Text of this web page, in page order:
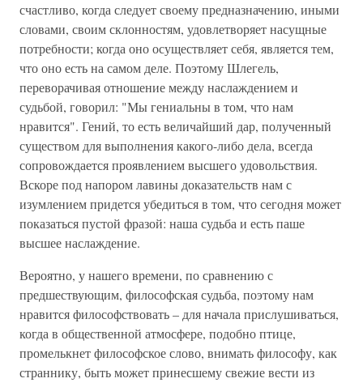
счастливо, когда следует своему предназначению, иными
словами, своим склонностям, удовлетворяет насущные
потребности; когда оно осуществляет себя, является тем,
что оно есть на самом деле. Поэтому Шлегель,
переворачивая отношение между наслаждением и
судьбой, говорил: "Мы гениальны в том, что нам
нравится". Гений, то есть величайший дар, полученный
существом для выполнения какого-либо дела, всегда
сопровождается проявлением высшего удовольствия.
Вскоре под напором лавины доказательств нам с
изумлением придется убедиться в том, что сегодня может
показаться пустой фразой: наша судьба и есть паше
высшее наслаждение.
Вероятно, у нашего времени, по сравнению с
предшествующим, философская судьба, поэтому нам
нравится философствовать – для начала прислушиваться,
когда в общественной атмосфере, подобно птице,
промелькнет философское слово, внимать философу, как
страннику, быть может принесшему свежие вести из